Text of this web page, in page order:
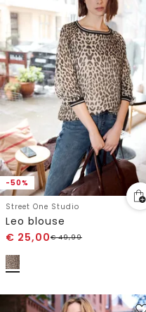
-50%
Street One Studio
Leo blouse
€ 25,00€49,99